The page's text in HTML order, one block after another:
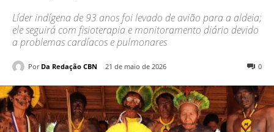
Líder indígena de 93 anos foi levado de avião para a aldeia;
ele seguirá com fisioterapia e monitoramento diário devido
a problemas cardíacos e pulmonares
Por Da Redação CBN 21 de maio de 2026 0